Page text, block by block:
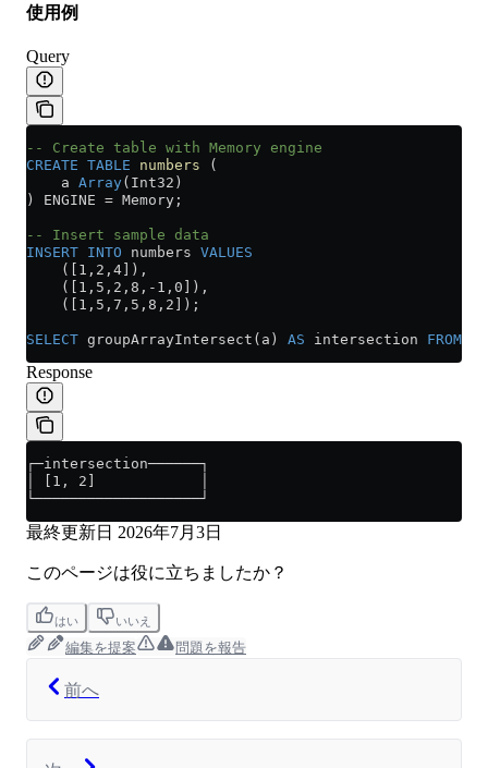
使用例
Query
-- Create table with Memory engine
CREATE TABLE numbers (
    a
Array(Int32)
) ENGINE = Memory;
-- Insert sample data
INSERT INTO numbers VALUES
    ([1,2,4]),
    ([1,5,2,8,-1,0]),
    ([1,5,7,5,8,2]);
SELECT groupArrayIntersect(a) AS intersection FROM
Response
┌─intersection──────┐
│ [1, 2]            │
└───────────────────┘
最終更新日 2026年7月3日
このページは役に立ちましたか？
はい いいえ
編集を提案 問題を報告
前へ